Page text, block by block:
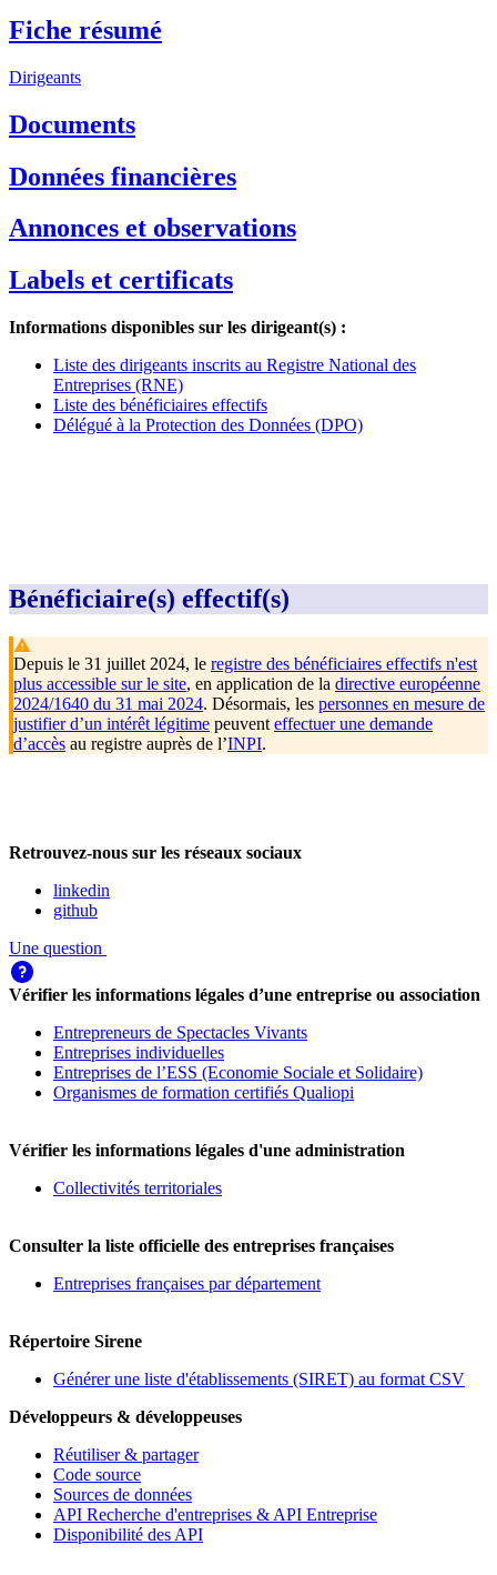
Fiche résumé
Dirigeants
Documents
Données financières
Annonces et observations
Labels et certificats
Informations disponibles sur les dirigeant(s) :
Liste des dirigeants inscrits au Registre National des
Entreprises (RNE)
Liste des bénéficiaires effectifs
Délégué à la Protection des Données (DPO)
Bénéficiaire(s) effectif(s)
Depuis le 31 juillet 2024, le registre des bénéficiaires effectifs n'est
plus accessible sur le site, en application de la directive européenne
2024/1640 du 31 mai 2024. Désormais, les personnes en mesure de
justifier d’un intérêt légitime peuvent effectuer une demande
d’accès au registre auprès de l’INPI.
Retrouvez-nous sur les réseaux sociaux
linkedin
github
Une question
Vérifier les informations légales d’une entreprise ou association
Entrepreneurs de Spectacles Vivants
Entreprises individuelles
Entreprises de l’ESS (Economie Sociale et Solidaire)
Organismes de formation certifiés Qualiopi
Vérifier les informations légales d'une administration
Collectivités territoriales
Consulter la liste officielle des entreprises françaises
Entreprises françaises par département
Répertoire Sirene
Générer une liste d'établissements (SIRET) au format CSV
Développeurs & développeuses
Réutiliser & partager
Code source
Sources de données
API Recherche d'entreprises & API Entreprise
Disponibilité des API